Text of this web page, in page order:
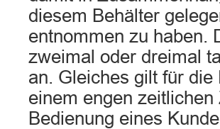
diesem Behälter
entnommen zu haben.
zweimal oder dreimal
an. Gleiches gilt für
einem engen
Bedienung eines